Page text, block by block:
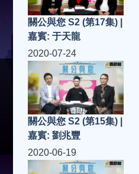
關公與您 S2 (第17集) |
嘉賓: 于天龍
2020-07-24
關公與您 S2 (第15集) |
嘉賓: 劉兆豐
2020-06-19